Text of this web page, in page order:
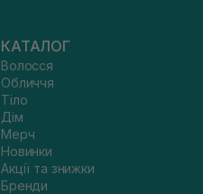
КАТАЛОГ
Волосся
Обличчя
Тіло
Дім
Мерч
Новинки
Акції та знижки
Бренди